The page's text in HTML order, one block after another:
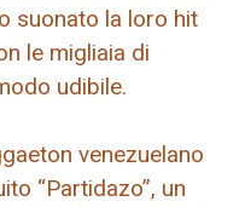
suonato la loro hit
le migliaia di
udibile.
venezuelano
“Partidazo”, un